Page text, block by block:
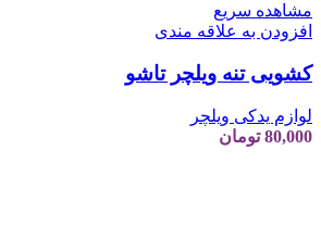
مشاهده سریع
افزودن به علاقه مندی
کشویی تنه ویلچر تاشو
لوازم یدکی ویلچر
80,000 تومان